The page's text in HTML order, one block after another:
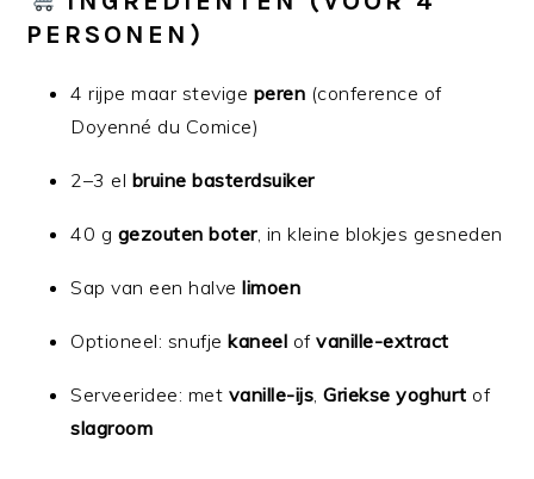
PERSONEN)
4 rijpe maar stevige peren (conference of
Doyenné du Comice)
2–3 el bruine basterdsuiker
40 g gezouten boter, in kleine blokjes gesneden
Sap van een halvelimoen
Optioneel: snufjekaneel ofvanille-extract
Serveeridee: met vanille-ijs ,Griekse yoghurt of
slagroom